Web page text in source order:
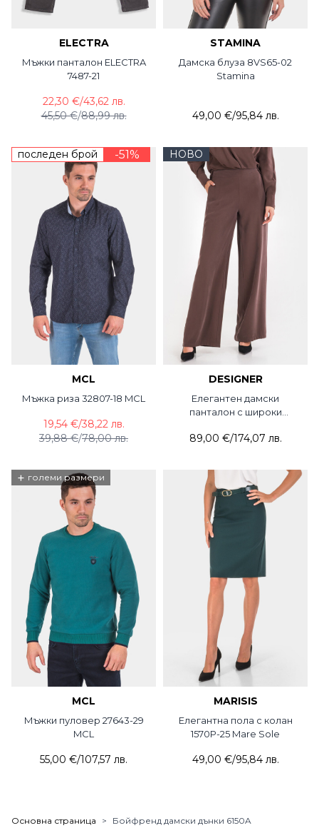
ELECTRA
Мъжки панталон ELECTRA
7487-21
45,50 €/88,99 лв.
22,30 €/43,62 лв.
STAMINA
Дамска блуза 8VS65-02
Stamina
49,00 €/95,84 лв.
последен брой -51%
MCL
Мъжка риза 32807-18 MCL
39,88 €/78,00 лв.
19,54 €/38,22 лв.
НОВО
DESIGNER
Елегантен дамски
панталон с широки
DESIGNER
89,00 €/174,07 лв.
+ големи размери
MCL
Мъжки пуловер 27643-29
MCL
55,00 €/107,57 лв.
MARISIS
Елегантна пола с колан
1570P-25 Mare Sole
49,00 €/95,84 лв.
Основна страница > Бойфренд дамски дънки 6150A